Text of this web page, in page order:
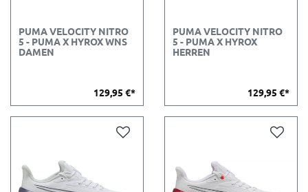
PUMA VELOCITY NITRO
5 - PUMA X HYROX WNS
DAMEN
129,95 €*
PUMA VELOCITY NITRO
5 - PUMA X HYROX
HERREN
129,95 €*